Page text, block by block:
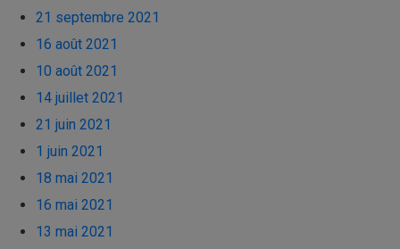
21 septembre 2021
16 août 2021
10 août 2021
14 juillet 2021
21 juin 2021
1 juin 2021
18 mai 2021
16 mai 2021
13 mai 2021